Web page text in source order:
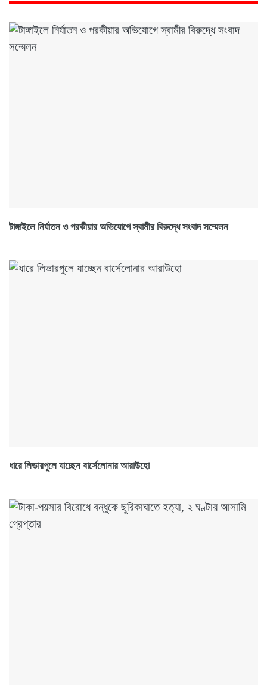
টাঙ্গাইলে নির্যাতন ও পরকীয়ার অভিযোগে স্বামীর বিরুদ্ধে সংবাদ সম্মেলন
ধারে লিভারপুলে যাচ্ছেন বার্সেলোনার আরাউহো